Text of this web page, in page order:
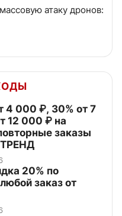
атаку дронов:
4 000 ₽, 30% от 7
12 000 ₽ на
заказы
ТРЕНД
20% по
заказ от